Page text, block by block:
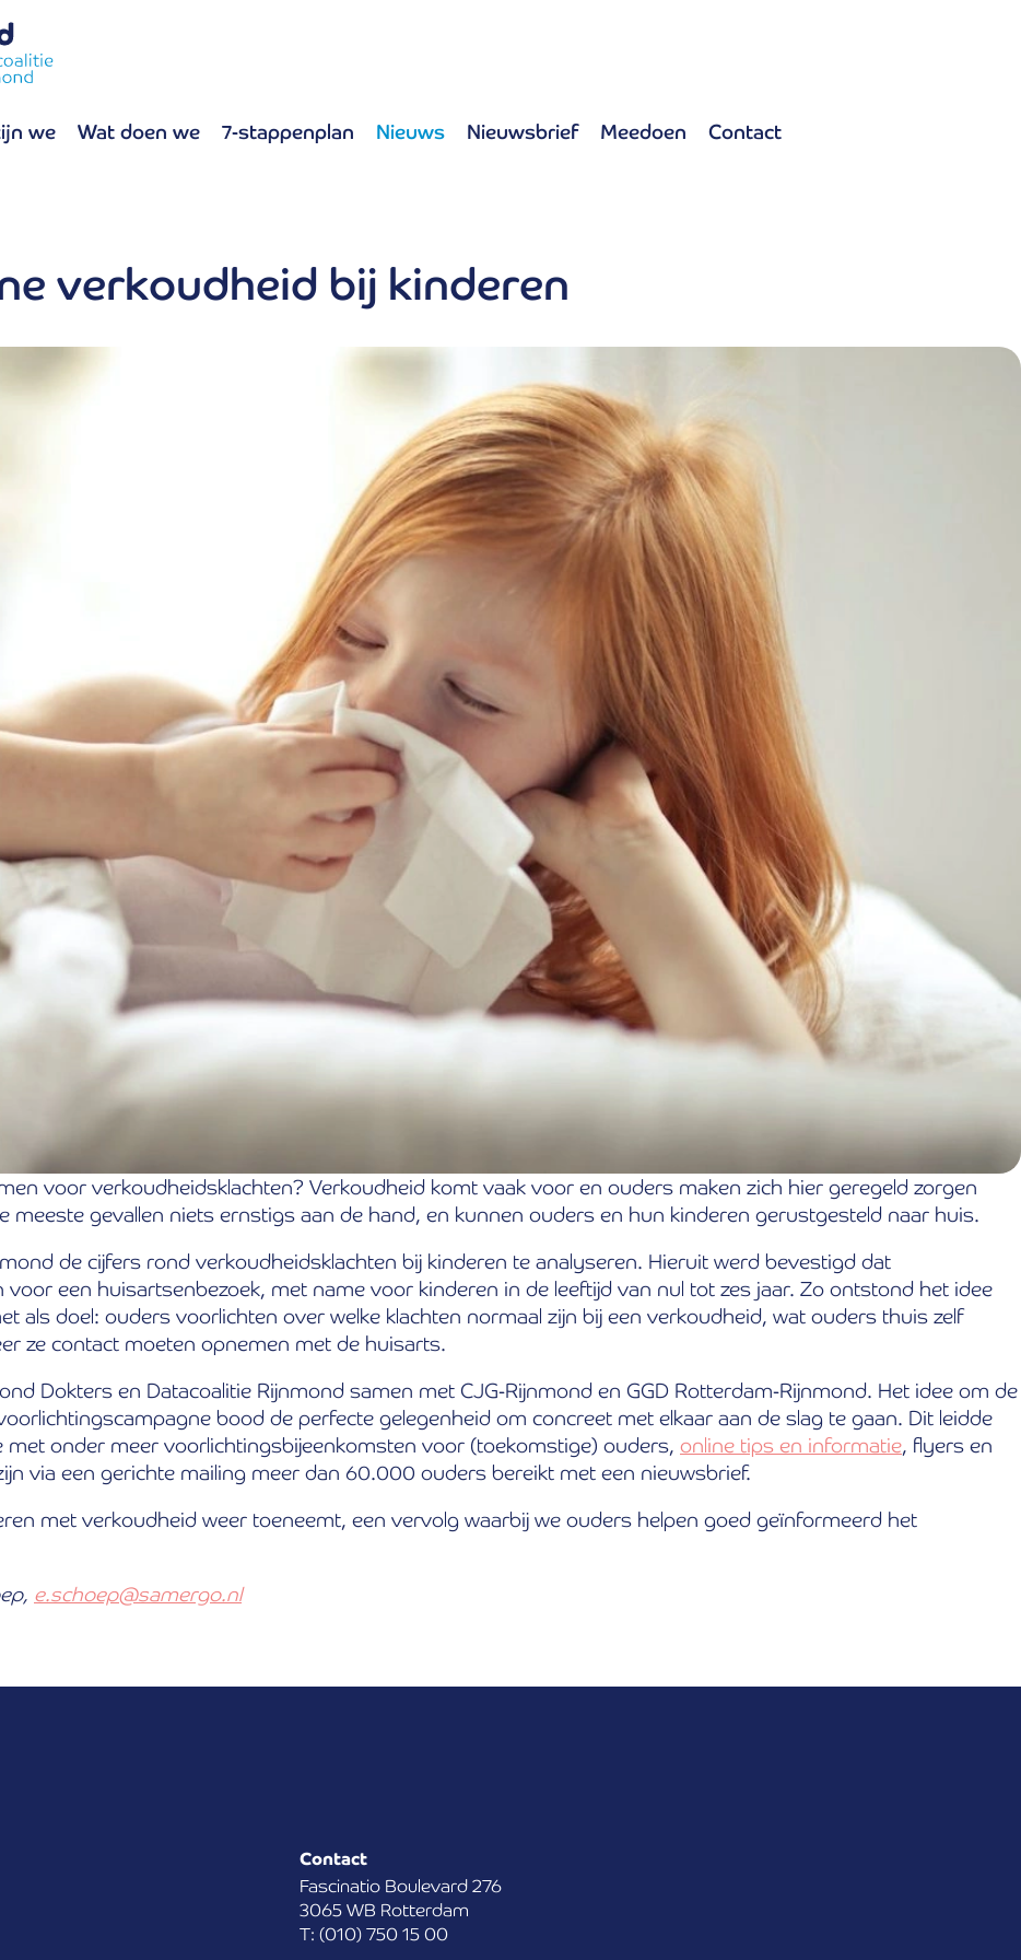
we Wat doen we 7-stappenplan Nieuws Nieuwsbrief Meedoen Contact
verkoudheid bij kinderen
voor verkoudheidsklachten? Verkoudheid komt vaak voor en ouders maken zich hier geregeld zorgen
meeste gevallen niets ernstigs aan de hand, en kunnen ouders en hun kinderen gerustgesteld naar huis.
de cijfers rond verkoudheidsklachten bij kinderen te analyseren. Hieruit werd bevestigd dat
een huisartsenbezoek, met name voor kinderen in de leeftijd van nul tot zes jaar. Zo ontstond het idee
als doel: ouders voorlichten over welke klachten normaal zijn bij een verkoudheid, wat ouders thuis zelf
ze contact moeten opnemen met de huisarts.
Dokters en Datacoalitie Rijnmond samen met CJG-Rijnmond en GGD Rotterdam-Rijnmond. Het idee om de
bood de perfecte gelegenheid om concreet met elkaar aan de slag te gaan. Dit leidde
onder meer voorlichtingsbijeenkomsten voor (toekomstige) ouders, online tips en informatie, flyers en
via een gerichte mailing meer dan 60.000 ouders bereikt met een nieuwsbrief.
met verkoudheid weer toeneemt, een vervolg waarbij we ouders helpen goed geïnformeerd het
e.schoep@samergo.nl
Contact
Fascinatio Boulevard 276
3065 WB Rotterdam
T: (010) 750 15 00